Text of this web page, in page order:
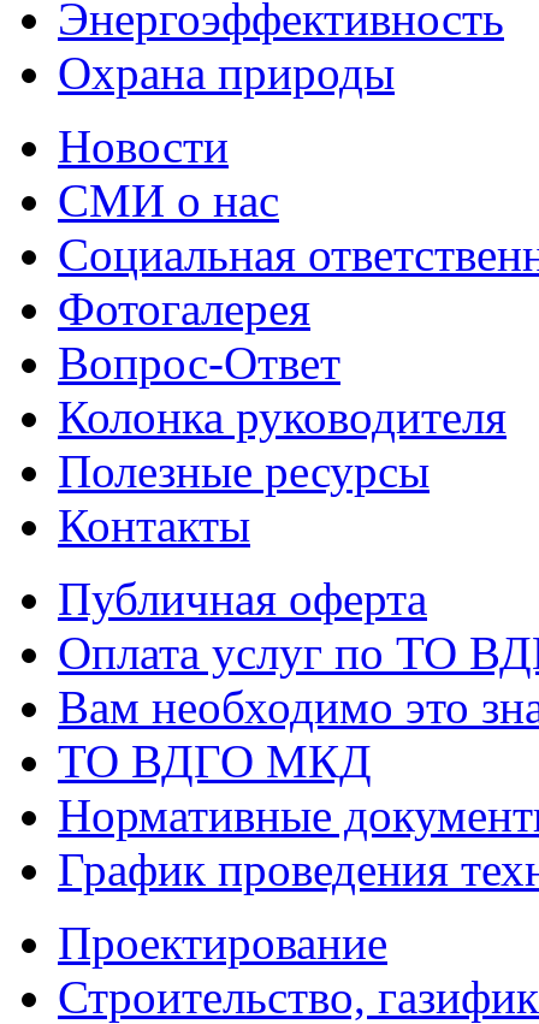
Энергоэффективность
Охрана природы
Новости
СМИ о нас
Социальная
Фотогалерея
Вопрос-Ответ
Колонка руководителя
Полезные ресурсы
Контакты
Публичная оферта
Оплата услуг по ТО
Вам необходимо это
ТО ВДГО МКД
Нормативные
График проведения
Проектирование
Строительство,